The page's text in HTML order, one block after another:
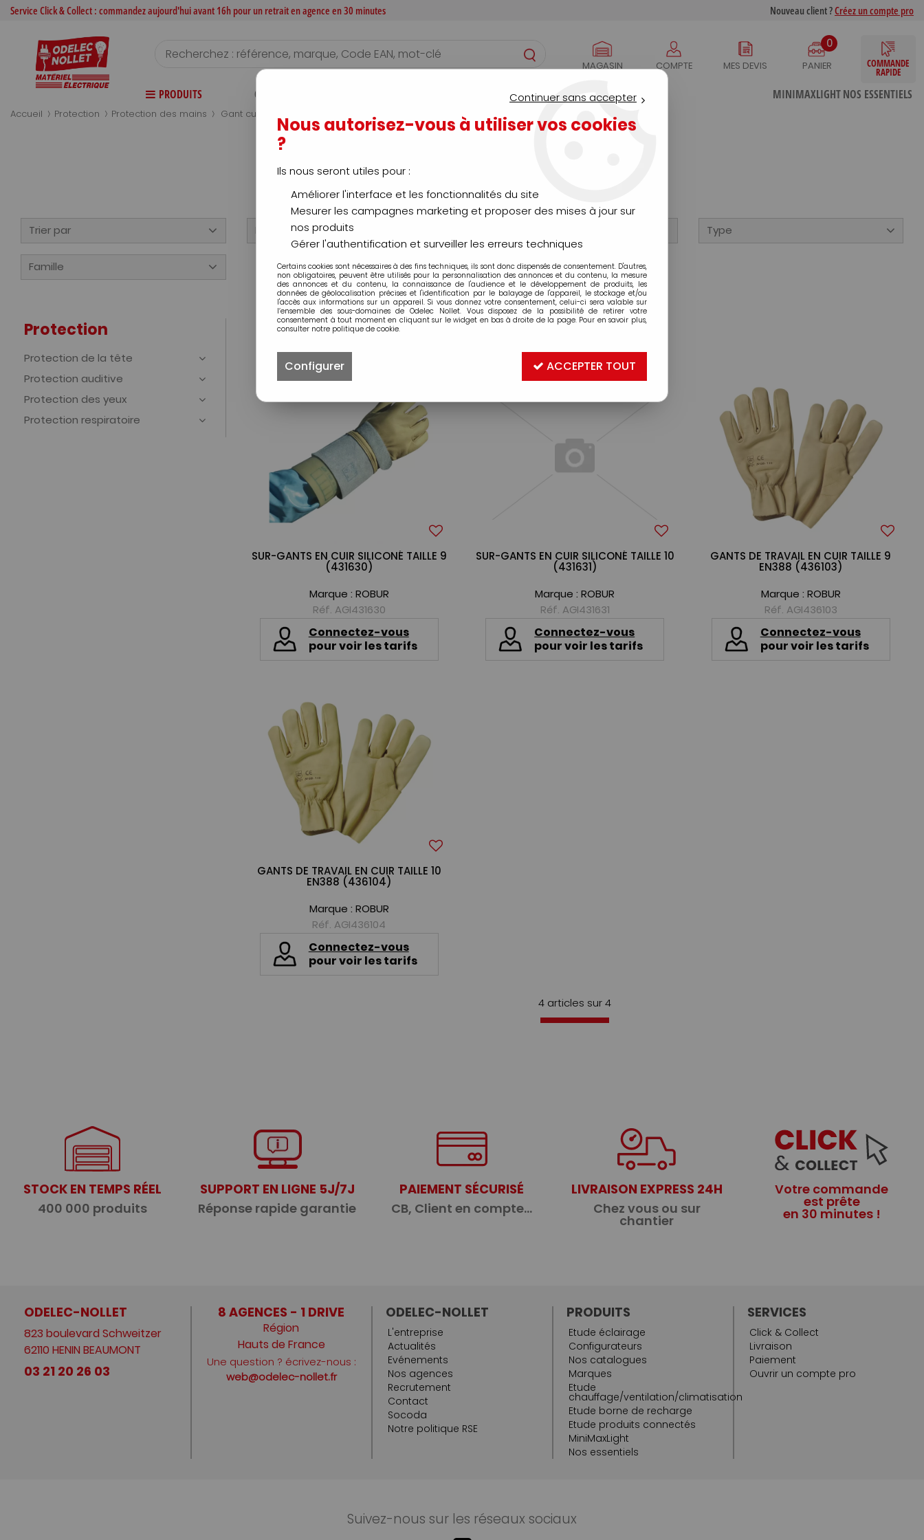
Service Click & Collect : commandez aujourd'hui avant 16h pour un retrait en agence en 30 minutes Nouveau client ?Créez un compte pro
MAGASIN COMPTE MES DEVIS
0
PANIER COMMANDE
RAPIDE
PRODUITS CATALOGUES SERVICES AGENCES MINIMAXLIGHTNOS ESSENTIELS
Accueil > Protection > Protection des mains > Gant cuir
Trier par Disponibilité Type
Famille
Protection
Protection de la tête
Protection auditive
Protection des yeux
Protection respiratoire
SUR-GANTS EN CUIR SILICONÉ TAILLE 9
(431630)
Marque : ROBUR
Réf. AGI431630
Connectez-vous
pour voir les tarifs
SUR-GANTS EN CUIR SILICONÉ TAILLE 10
(431631)
Marque :ROBUR
Réf. AGI431631
Connectez-vous
pour voir les tarifs
GANTS DE TRAVAIL EN CUIR TAILLE 9
EN388 (436103)
Marque : ROBUR
Réf. AGI436103
Connectez-vous
pour voir les tarifs
GANTS DE TRAVAIL EN CUIR TAILLE 10
EN388 (436104)
Marque : ROBUR
Réf. AGI436104
Connectez-vous
pour voir les tarifs
4 articles sur 4
STOCK EN TEMPS RÉEL
400 000 produits
SUPPORT EN LIGNE 5J/7J
Réponse rapide garantie
PAIEMENT SÉCURISÉ
CB, Client en compte...
LIVRAISON EXPRESS 24H
Chez vous ou sur
chantier
Votre commande
est prête
en 30 minutes !
ODELEC-NOLLET
823 boulevard Schweitzer
62110 HENIN BEAUMONT
03 21 20 26 03
8 AGENCES - 1 DRIVE
Région
Hauts de France
Une question ? écrivez-nous :
web@odelec-nollet.fr
ODELEC-NOLLET
L'entreprise
Actualités
Evénements
Nos agences
Recrutement
Contact
Socoda
Notre politique RSE
PRODUITS
Etude éclairage
Configurateurs
Nos catalogues
Marques
Etude
chauffage/ventilation/climatisation
Etude borne de recharge
Etude produits connectés
MiniMaxLight
Nos essentiels
SERVICES
Click & Collect
Livraison
Paiement
Ouvrir un compte pro
Suivez-nous sur les réseaux sociaux
Continuer sans accepter
Nous autorisez-vous à utiliser vos cookies
?
Ils nous seront utiles pour :
Améliorer l'interface et les fonctionnalités du site
Mesurer les campagnes marketing et proposer des mises à jour sur
nos produits
Gérer l'authentification et surveiller les erreurs techniques
Certains cookies sont nécessaires à des fins techniques, ils sont donc dispensés de consentement. D'autres,
non obligatoires, peuvent être utilisés pour la personnalisation des annonces et du contenu, la mesure
des annonces et du contenu, la connaissance de l'audience et le développement de produits, les
données de géolocalisation précises et l'identification par le balayage de l'appareil, le stockage et/ou
l'accès aux informations sur un appareil. Si vous donnez votre consentement, celui-ci sera valable sur
l’ensemble des sous-domaines de Odelec Nollet. Vous disposez de la possibilité de retirer votre
consentement à tout moment en cliquant sur le widget en bas à droite de la page. Pour en savoir plus,
consulter notre politique de cookie.
Configurer ACCEPTER TOUT